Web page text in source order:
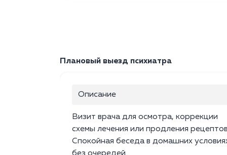
Плановый выезд психиатра
Описание
Визит врача для осмотра, коррекции
схемы лечения или продления
Спокойная беседа в домашних